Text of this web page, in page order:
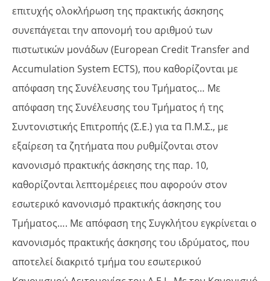
επιτυχής ολοκλήρωση της πρακτικής άσκησης
συνεπάγεται την απονομή του αριθμού των
πιστωτικών μονάδων (European Credit Transfer and
Accumulation System ECTS), που καθορίζονται με
απόφαση της Συνέλευσης του Τμήματος… Με
απόφαση της Συνέλευσης του Τμήματος ή της
Συντονιστικής Επιτροπής (Σ.Ε.) για τα Π.Μ.Σ., με
εξαίρεση τα ζητήματα που ρυθμίζονται στον
κανονισμό πρακτικής άσκησης της παρ. 10,
καθορίζονται λεπτομέρειες που αφορούν στον
εσωτερικό κανονισμό πρακτικής άσκησης του
Τμήματος…. Με απόφαση της Συγκλήτου εγκρίνεται ο
κανονισμός πρακτικής άσκησης του ιδρύματος, που
αποτελεί διακριτό τμήμα του εσωτερικού